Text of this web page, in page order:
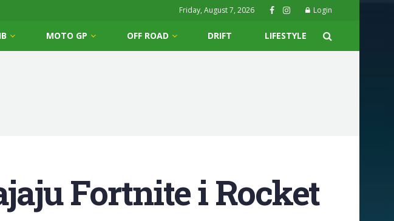
Friday, August 7, 2026 Login
MOTO GP OFF ROAD DRIFT LIFESTYLE
Fortnite i Rocket